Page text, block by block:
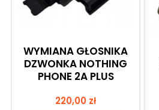
WYMIANA GŁOSNIKA
DZWONKA NOTHING
PHONE 2A PLUS
Cena
220,00 zł